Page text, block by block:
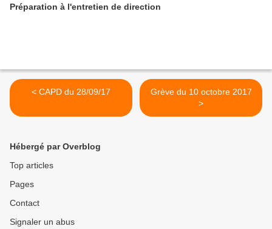
Préparation à l'entretien de direction
< CAPD du 28/09/17
Grève du 10 octobre 2017
>
Hébergé par Overblog
Top articles
Pages
Contact
Signaler un abus